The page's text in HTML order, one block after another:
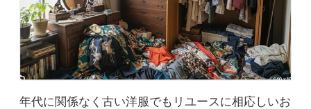
年代に関係なく古い洋服でもリユースに相応しいお